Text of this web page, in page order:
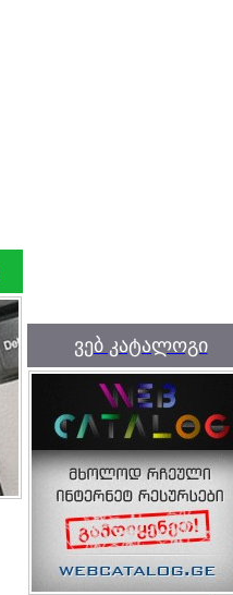
ვებ კატალოგი